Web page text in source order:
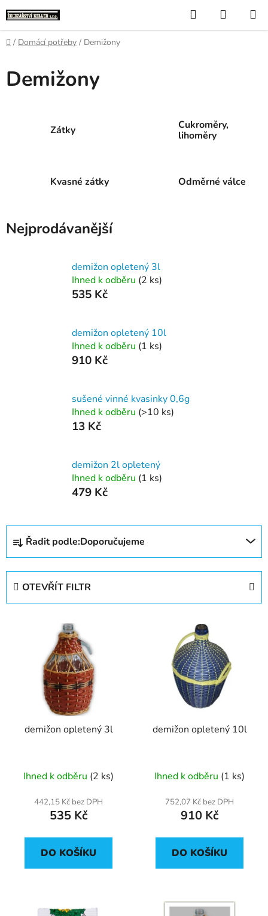
na
obsah
Hledat
KOŠÍK
Domů
/ Domácí potřeby / Demižony
Demižony
Zátky
Cukroměry,
lihoměry
Kvasné zátky Odměrné válce
Nejprodávanější
demižon opletený 3l
Ihned k odběru (2 ks)
535 Kč
demižon opletený 10l
Ihned k odběru (1 ks)
910 Kč
sušené vinné kvasinky 0,6g
Ihned k odběru (>10 ks)
13 Kč
demižon 2l opletený
Ihned k odběru (1 ks)
479 Kč
Ř
z
Řadit podle:Doporučujeme
OTEVŘÍT FILTR
demižon opletený 3l
Ihned k odběru (2 ks)
442,15 Kč bez DPH
535 Kč
DO KOŠÍKU
demižon opletený 10l
Ihned k odběru (1 ks)
752,07 Kč bez DPH
910 Kč
DO KOŠÍKU